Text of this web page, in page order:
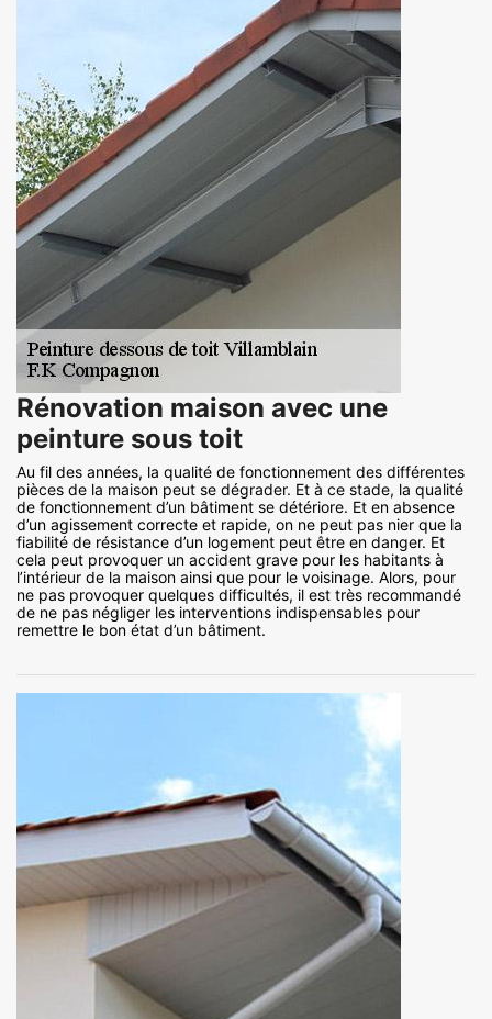
Rénovation maison avec une
peinture sous toit
Au fil des années, la qualité de fonctionnement des différentes
pièces de la maison peut se dégrader. Et à ce stade, la qualité
de fonctionnement d’un bâtiment se détériore. Et en absence
d’un agissement correcte et rapide, on ne peut pas nier que la
fiabilité de résistance d’un logement peut être en danger. Et
cela peut provoquer un accident grave pour les habitants à
l’intérieur de la maison ainsi que pour le voisinage. Alors, pour
ne pas provoquer quelques difficultés, il est très recommandé
de ne pas négliger les interventions indispensables pour
remettre le bon état d’un bâtiment.